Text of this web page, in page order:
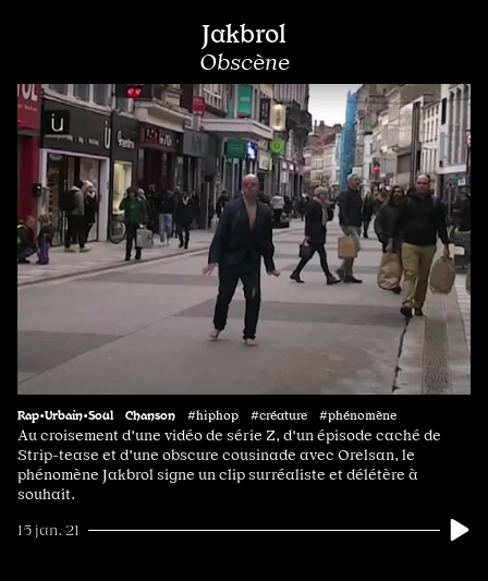
Jakbrol
Obscène
Rap•Urbain•Soul Chanson #hiphop #créature #phénomène
Au croisement d'une vidéo de série Z, d'un épisode caché de
Strip-tease et d'une obscure cousinade avec Orelsan, le
phénomène Jakbrol signe un clip surréaliste et délétère à
souhait.
15 jan. 21